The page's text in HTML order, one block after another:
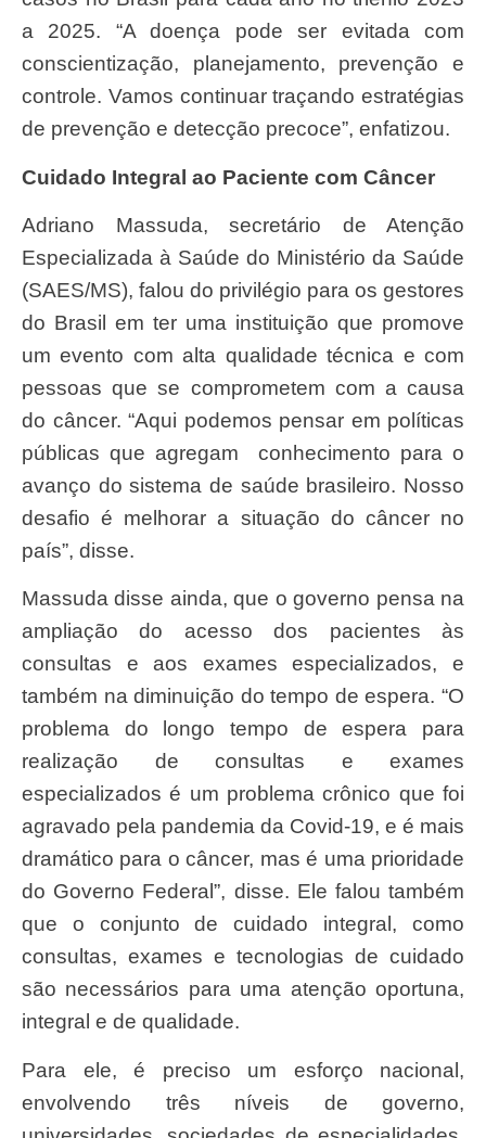
a 2025. “A doença pode ser evitada com
conscientização, planejamento, prevenção e
controle. Vamos continuar traçando estratégias
de prevenção e detecção precoce”, enfatizou.
Cuidado Integral ao Paciente com Câncer
Adriano Massuda, secretário de Atenção
Especializada à Saúde do Ministério da Saúde
(SAES/MS), falou do privilégio para os gestores
do Brasil em ter uma instituição que promove
um evento com alta qualidade técnica e com
pessoas que se comprometem com a causa
do câncer. “Aqui podemos pensar em políticas
públicas que agregam conhecimento para o
avanço do sistema de saúde brasileiro. Nosso
desafio é melhorar a situação do câncer no
país”, disse.
Massuda disse ainda, que o governo pensa na
ampliação do acesso dos pacientes às
consultas e aos exames especializados, e
também na diminuição do tempo de espera. “O
problema do longo tempo de espera para
realização de consultas e exames
especializados é um problema crônico que foi
agravado pela pandemia da Covid-19, e é mais
dramático para o câncer, mas é uma prioridade
do Governo Federal”, disse. Ele falou também
que o conjunto de cuidado integral, como
consultas, exames e tecnologias de cuidado
são necessários para uma atenção oportuna,
integral e de qualidade.
Para ele, é preciso um esforço nacional,
envolvendo três níveis de governo,